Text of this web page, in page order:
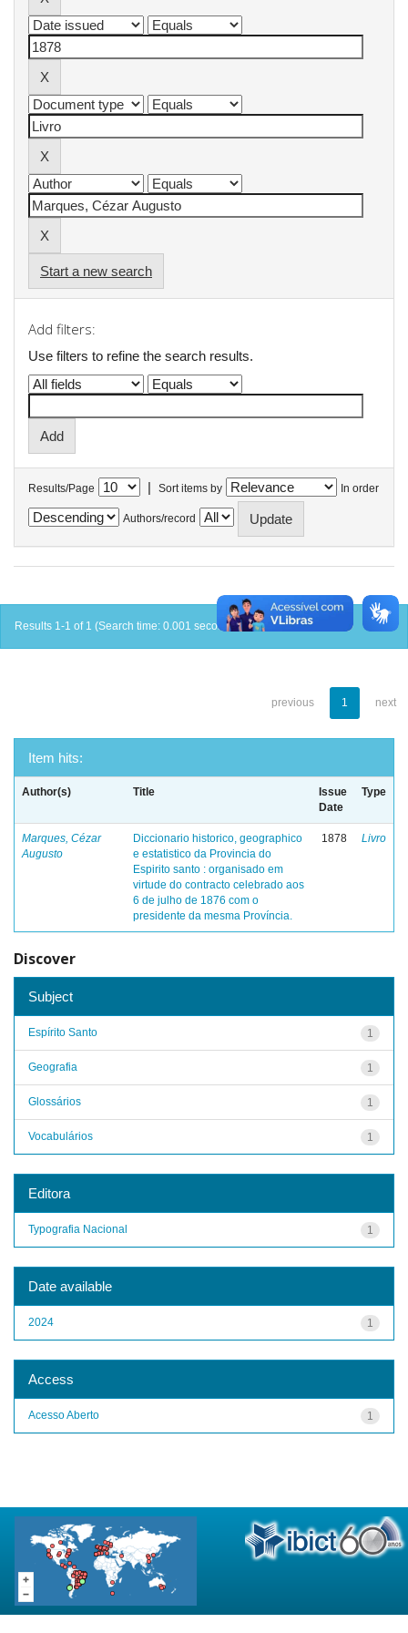
Start a new search
Add filters:
Use filters to refine the search results.
Results/Page | Sort items by In order
Authors/record
Results 1-1 of 1 (Search time: 0.001 seconds).
previous 1 next
Item hits:
Author(s) Title
Issue
Date
Type
Marques, Cézar
Augusto
Diccionario historico, geographico
e estatistico da Provincia do
Espirito santo : organisado em
virtude do contracto celebrado aos
6 de julho de 1876 com o
presidente da mesma Província.
1878 Livro
Discover
Subject
1
Espírito Santo
1
Geografia
1
Glossários
1
Vocabulários
Editora
1
Typografia Nacional
Date available
1
2024
Access
1
Acesso Aberto